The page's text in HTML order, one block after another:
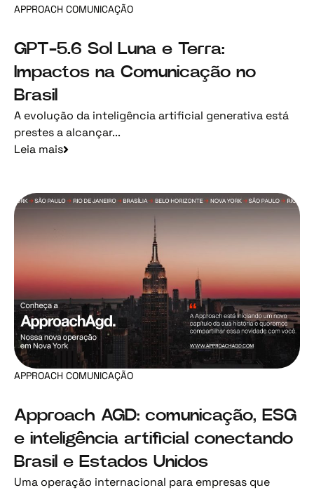
APPROACH COMUNICAÇÃO
GPT-5.6 Sol Luna e Terra:
Impactos na Comunicação no
Brasil
A evolução da inteligência artificial generativa está
prestes a alcançar...
Leia mais
APPROACH COMUNICAÇÃO
Approach AGD: comunicação, ESG
e inteligência artificial conectando
Brasil e Estados Unidos
Uma operação internacional para empresas que